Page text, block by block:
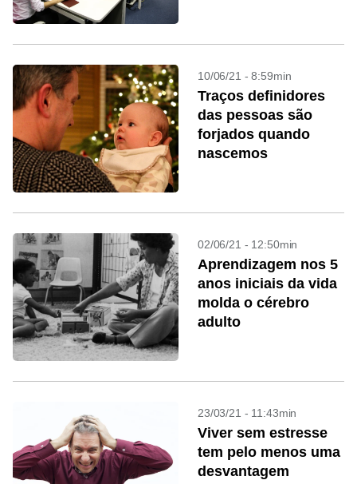
10/06/21 - 8:59min
Traços definidores
das pessoas são
forjados quando
nascemos
02/06/21 - 12:50min
Aprendizagem nos 5
anos iniciais da vida
molda o cérebro
adulto
23/03/21 - 11:43min
Viver sem estresse
tem pelo menos uma
desvantagem